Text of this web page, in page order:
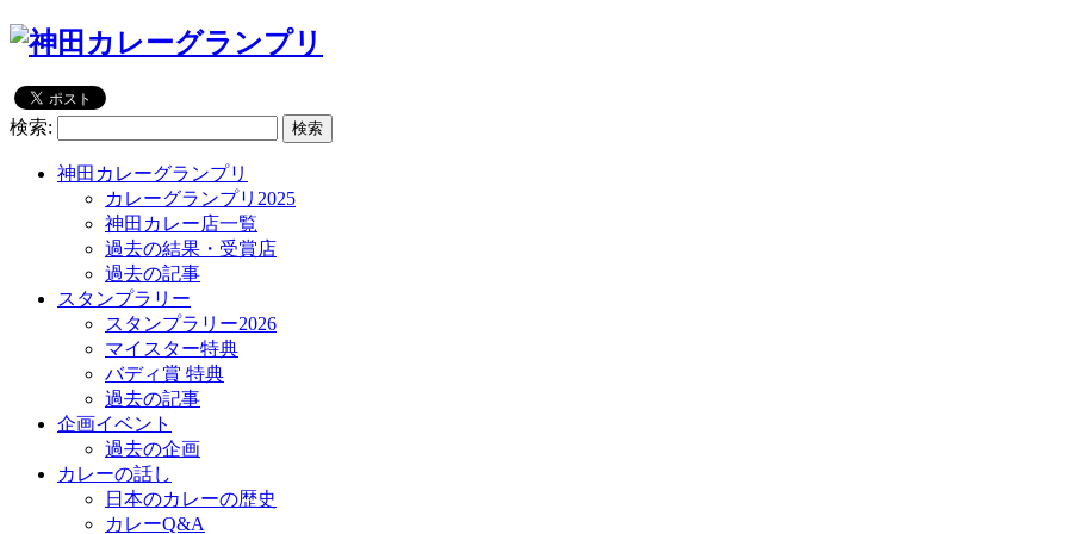
検索:
神田カレーグランプリ
カレーグランプリ2025
神田カレー店一覧
過去の結果・受賞店
過去の記事
スタンプラリー
スタンプラリー2026
マイスター特典
バディ賞 特典
過去の記事
企画イベント
過去の企画
カレーの話し
日本のカレーの歴史
カレーQ&A